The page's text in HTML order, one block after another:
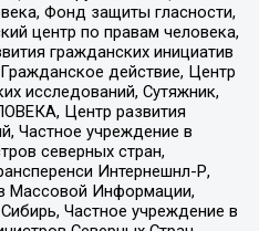
Фонд защиты гласности,
центр по правам человека,
гражданских инициатив
действие, Центр
исследований, Сутяжник,
Центр развития
Частное учреждение в
северных стран,
Интернешнл-Р,
Массовой Информации,
Частное учреждение в